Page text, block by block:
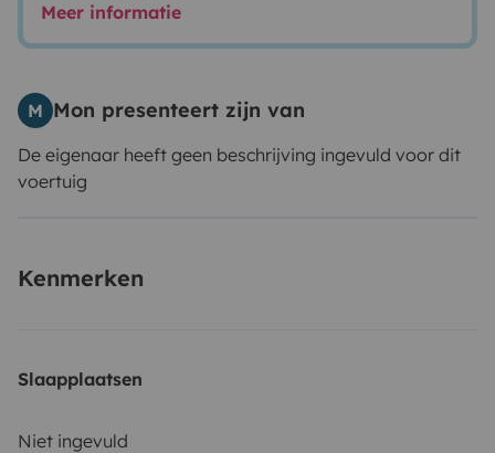
Meer informatie
M Mon presenteert zijn van
De eigenaar heeft geen beschrijving ingevuld voor dit
voertuig
Kenmerken
Slaapplaatsen
Niet ingevuld